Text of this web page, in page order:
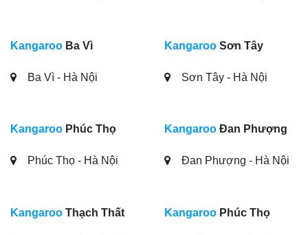
Kangaroo Ba Vì
Ba Vì - Hà Nội
Kangaroo Sơn Tây
Sơn Tây - Hà Nội
Kangaroo Phúc Thọ
Phúc Thọ - Hà Nội
Kangaroo Đan Phượng
Đan Phượng - Hà Nội
Kangaroo Thạch Thất Kangaroo Phúc Thọ